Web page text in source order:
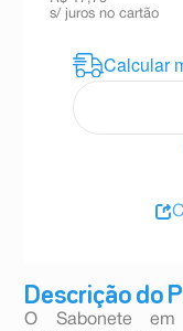
Descrição do
O Sabonete
s/ juros no cartão